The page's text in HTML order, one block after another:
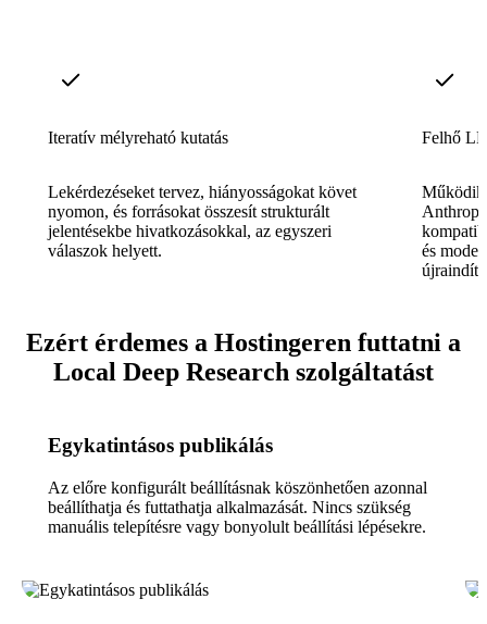
Iteratív mélyreható kutatás
Lekérdezéseket tervez, hiányosságokat követ
nyomon, és forrásokat összesít strukturált
jelentésekbe hivatkozásokkal, az egyszeri
válaszok helyett.
Felhő
Működik
és
Ezért érdemes a Hostingeren futtatni a
Local Deep Research szolgáltatást
Egykatintásos publikálás
Az előre konfigurált beállításnak köszönhetően azonnal
beállíthatja és futtathatja alkalmazását. Nincs szükség
manuális telepítésre vagy bonyolult beállítási lépésekre.